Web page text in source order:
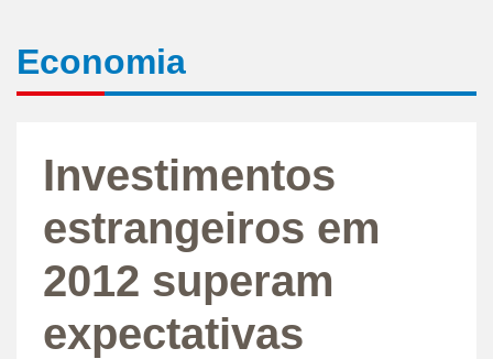
Economia
Investimentos
estrangeiros em
2012 superam
expectativas